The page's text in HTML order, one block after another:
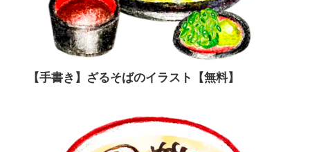
【手書き】ざるそばのイラスト【無料】